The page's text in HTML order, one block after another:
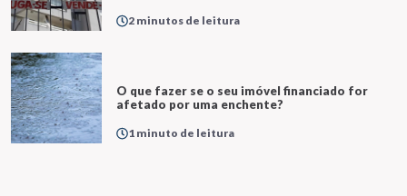
2 minutos de leitura
O que fazer se o seu imóvel financiado for
afetado por uma enchente?
1 minuto de leitura